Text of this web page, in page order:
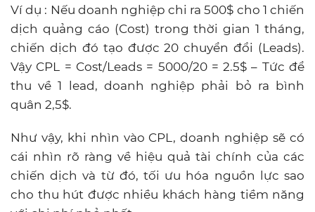
Ví dụ : Nếu doanh nghiệp chi ra 500$ cho 1 chiến
dịch quảng cáo (Cost) trong thời gian 1 tháng,
chiến dịch đó tạo được 20 chuyển đổi (Leads).
Vậy CPL = Cost/Leads = 5000/20 = 2.5$ – Tức để
thu về 1 lead, doanh nghiệp phải bỏ ra bình
quân 2,5$.
Như vậy, khi nhìn vào CPL, doanh nghiệp sẽ có
cái nhìn rõ ràng về hiệu quả tài chính của các
chiến dịch và từ đó, tối ưu hóa nguồn lực sao
cho thu hút được nhiều khách hàng tiềm năng